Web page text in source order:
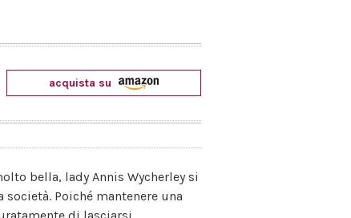
acquista su
bella, lady Annis Wycherley si
Poiché mantenere una